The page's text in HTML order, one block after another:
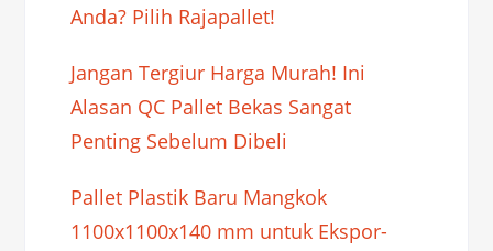
Anda? Pilih Rajapallet!
Jangan Tergiur Harga Murah! Ini
Alasan QC Pallet Bekas Sangat
Penting Sebelum Dibeli
Pallet Plastik Baru Mangkok
1100x1100x140 mm untuk Ekspor-